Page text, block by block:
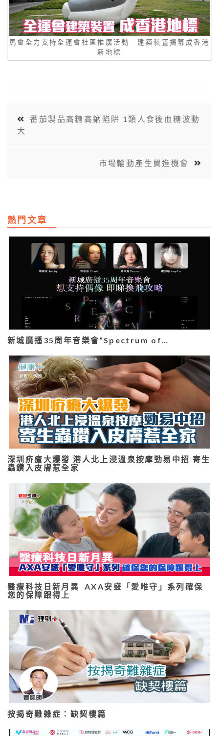
馬會全力支持全運會社區推廣活動 建築裝置揭幕成香港
新地標
番茄製品高糖高鈉陷阱 1類人食後血糖波動
大
市場輪動產生買進機會
熱門文章
新城廣播35周年音樂會“Spectrum of…
深圳疥瘡大爆發 港人北上浸溫泉按摩勁易中招 寄生
蟲鑽入皮膚惹全家
醫療科技日新月異 AXA安盛「愛唯守」系列確保
您的保障跟得上
按揭奇難雜症：缺契樓篇